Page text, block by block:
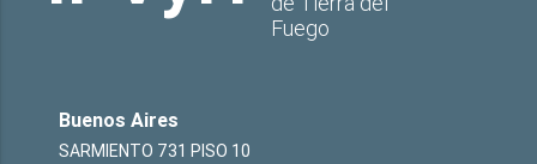
Fuego
Buenos Aires
SARMIENTO 731 PISO 10